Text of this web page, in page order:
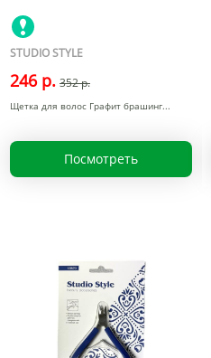
STUDIO STYLE
246 р. 352 р.
Щетка для волос Графит брашинг
Посмотреть